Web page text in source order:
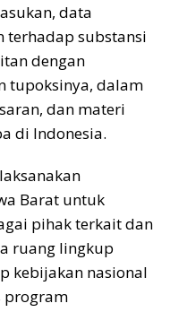
data
terhadap substansi
dengan
tupoksinya, dalam
dan materi
di Indonesia.
Barat untuk
pihak terkait dan
ruang lingkup
kebijakan nasional
program